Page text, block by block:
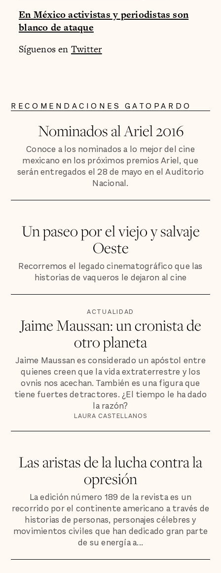
En México activistas y periodistas son
blanco de ataque
Síguenos en Twitter
RECOMENDACIONES GATOPARDO
Nominados al Ariel 2016
Conoce a los nominados a lo mejor del cine
mexicano en los próximos premios Ariel, que
serán entregados el 28 de mayo en el Auditorio
Nacional.
Un paseo por el viejo y salvaje
Oeste
Recorremos el legado cinematográfico que las
historias de vaqueros le dejaron al cine
ACTUALIDAD
Jaime Maussan: un cronista de
otro planeta
Jaime Maussan es considerado un apóstol entre
quienes creen que la vida extraterrestre y los
ovnis nos acechan. También es una figura que
tiene fuertes detractores. ¿El tiempo le ha dado
la razón?
LAURA CASTELLANOS
Las aristas de la lucha contra la
opresión
La edición número 189 de la revista es un
recorrido por el continente americano a través de
historias de personas, personajes célebres y
movimientos civiles que han dedicado gran parte
de su energía a...